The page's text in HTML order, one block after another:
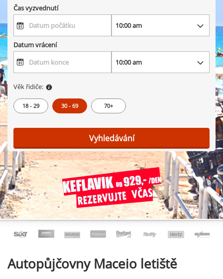
Čas vyzvednutí
Datum vrácení
Věk řidiče:
18 - 29 30 - 69 70+
Vyhledávání
AutopůjčovnyMaceio letiště